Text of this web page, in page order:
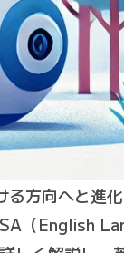
方向へと進
（English